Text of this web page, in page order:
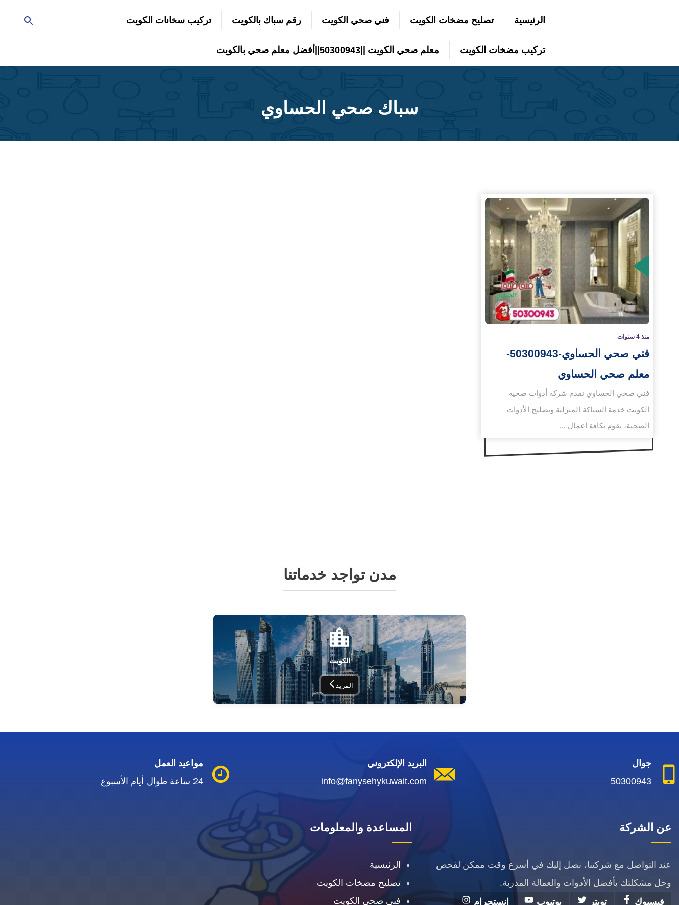
الرئيسية تصليح مضخات الكويت فني صحي الكويت رقم سباك بالكويت تركيب سخانات الكويت
تركيب مضخات الكويت معلم صحي الكويت ||50300943||أفضل معلم صحي بالكويت
سباك صحي الحساوي
منذ 4 سنوات
فني صحي الحساوي-50300943-
معلم صحي الحساوي
فني صحي الحساوي تقدم شركة أدوات صحية
الكويت خدمة السباكة المنزلية وتصليح الأدوات
الصحية، نقوم بكافة أعمال ...
مدن تواجد خدماتنا
الكويت
المزيد
جوال
50300943
البريد الإلكتروني
info@fanysehykuwait.com
مواعيد العمل
24 ساعة طوال أيام الأسبوع
عن الشركة
عند التواصل مع شركتنا، نصل إليك في أسرع وقت ممكن لفحص
وحل مشكلتك بأفضل الأدوات والعمالة المدربة.
فيسبوك
تويتر يوتيوب انستجرام
المساعدة والمعلومات
الرئيسية
تصليح مضخات الكويت
فني صحي الكويت